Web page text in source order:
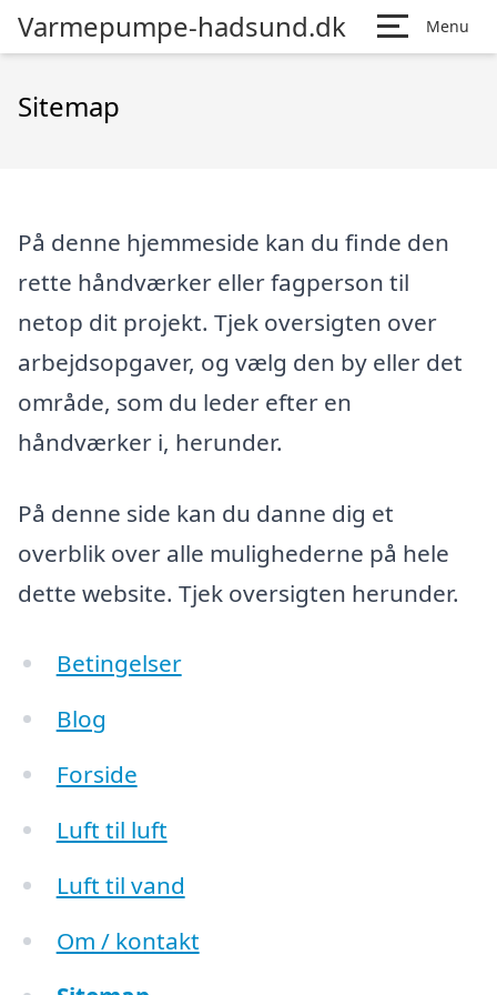
Varmepumpe-hadsund.dk Menu
Sitemap
På denne hjemmeside kan du finde den
rette håndværker eller fagperson til
netop dit projekt. Tjek oversigten over
arbejdsopgaver, og vælg den by eller det
område, som du leder efter en
håndværker i, herunder.
På denne side kan du danne dig et
overblik over alle mulighederne på hele
dette website. Tjek oversigten herunder.
Betingelser
Blog
Forside
Luft til luft
Luft til vand
Om / kontakt